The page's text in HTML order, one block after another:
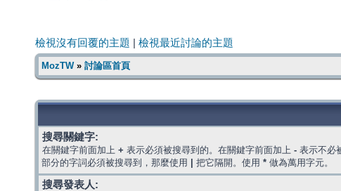
檢視沒有回覆的主題 檢視最近討論的主題
MozTW» 討論區首頁
搜尋關鍵字:
在關鍵字前面加上 + 表示必須被搜尋到的。在關鍵字前面加上 - 表示不必
部分的字詞必須被搜尋到，那麼使用
把它隔開。使用 * 做為萬用字元。
搜尋發表人: